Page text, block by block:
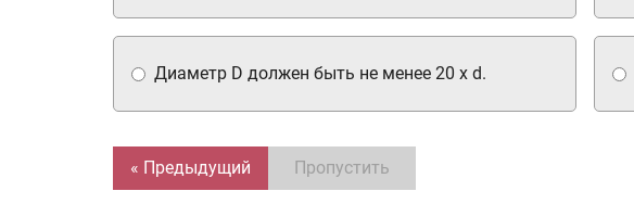
Диаметр D должен быть не менее 20 x d.
« Предыдущий Пропустить